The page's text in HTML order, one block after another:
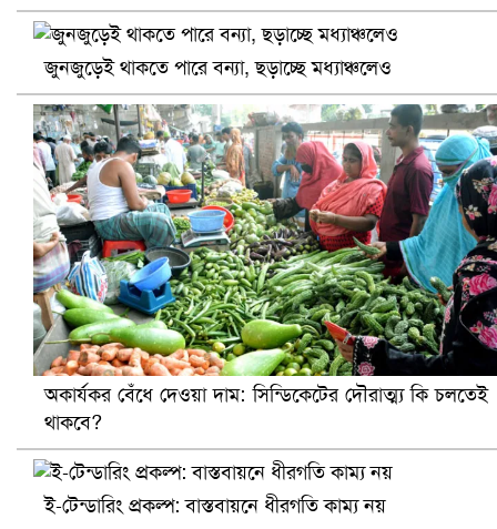
সৌদিতে ব্যাপক ধরপাকড়, এক সপ্তাহেই ২১ হাজারের বেশি
জুনজুড়েই থাকতে পারে বন্যা, ছড়াচ্ছে মধ্যাঞ্চলেও
অকার্যকর বেঁধে দেওয়া দাম: সিন্ডিকেটের দৌরাত্ম্য কি চলতেই
থাকবে?
ই-টেন্ডারিং প্রকল্প: বাস্তবায়নে ধীরগতি কাম্য নয়